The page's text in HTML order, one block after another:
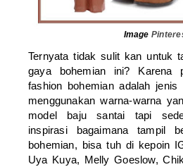
Image
Ternyata tidak sulit kan untuk
gaya bohemian ini? Karena
fashion bohemian adalah
menggunakan warna-warna
model baju santai tapi
inspirasi bagaimana tampil
bohemian, bisa tuh di kepoin
Uya Kuya, Melly Goeslow,